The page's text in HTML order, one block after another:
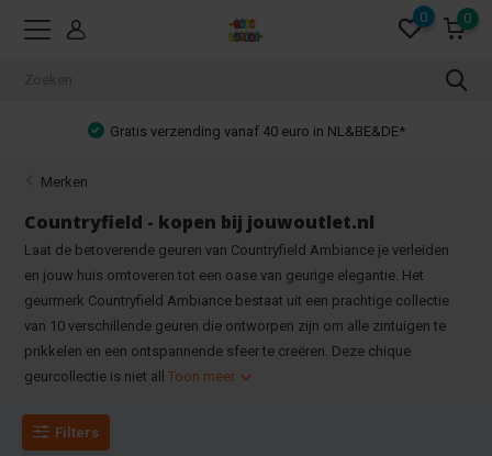
0 0
Achteraf betalen mogelijk!
Merken
Countryfield - kopen bij jouwoutlet.nl
Laat de betoverende geuren van Countryfield Ambiance je verleiden
en jouw huis omtoveren tot een oase van geurige elegantie. Het
geurmerk Countryfield Ambiance bestaat uit een prachtige collectie
van 10 verschillende geuren die ontworpen zijn om alle zintuigen te
prikkelen en een ontspannende sfeer te creëren. Deze chique
geurcollectie is niet allToon meer
Filters